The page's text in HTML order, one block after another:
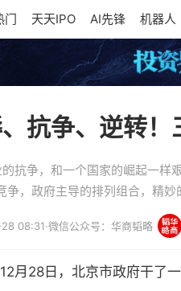
门 天天IPO AI先锋 机器人
抗争、逆转！
抗争，和一个国家的崛起一样
争，政府主导的排列组合，精妙
08:31·微信公众号：华商韬略
月28日，北京市政府干了一